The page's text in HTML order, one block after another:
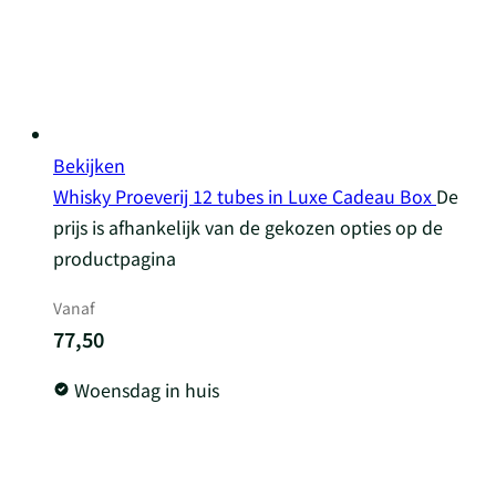
Bekijken
Whisky Proeverij 12 tubes in Luxe Cadeau Box De
prijs is afhankelijk van de gekozen opties op de
productpagina
Vanaf
77,50
Woensdag in huis